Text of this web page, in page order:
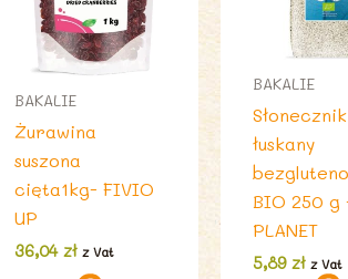
BAKALIE
Żurawina
suszona
cięta1kg- FIVIO
UP
36,04zł z Vat
BAKALIE
Słonecznik
łuskany
BIO 250 g
PLANET
5,89 zł z Vat